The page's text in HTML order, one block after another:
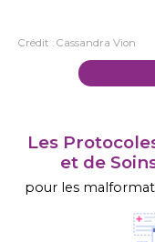
Crédit : Cassandra Vion
Les
et de
pour les